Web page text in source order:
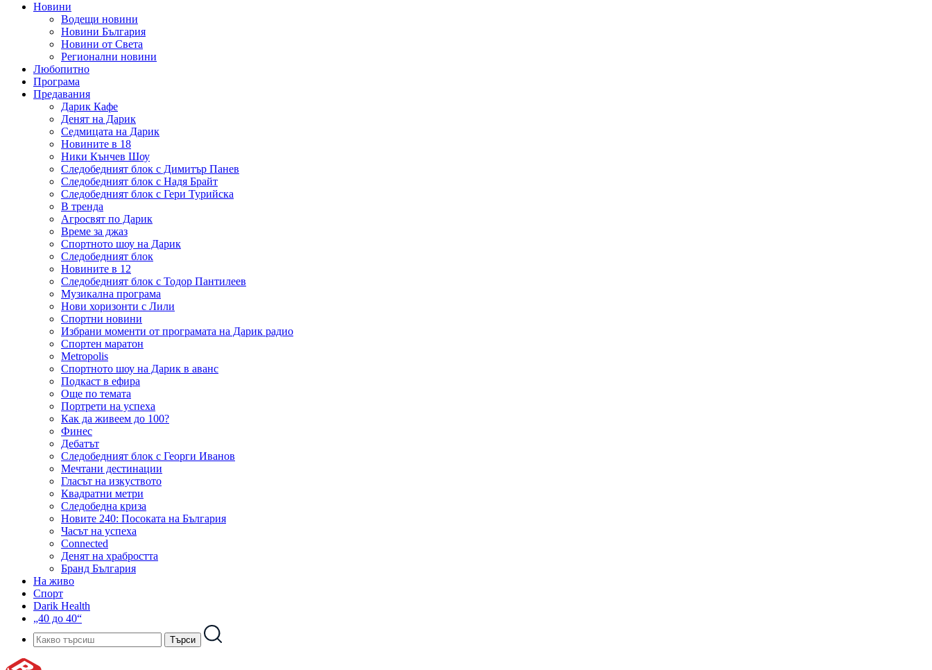
Новини
Водещи новини
Новини България
Новини от Света
Регионални новини
Любопитно
Програма
Предавания
Дарик Кафе
Денят на Дарик
Седмицата на Дарик
Новините в 18
Ники Кънчев Шоу
Следобедният блок с Димитър Панев
Следобедният блок с Надя Брайт
Следобедният блок с Гери Турийска
В тренда
Агросвят по Дарик
Време за джаз
Спортното шоу на Дарик
Следобедният блок
Новините в 12
Следобедният блок с Тодор Пантилеев
Музикална програма
Нови хоризонти с Лили
Спортни новини
Избрани моменти от програмата на Дарик радио
Спортен маратон
Metropolis
Спортното шоу на Дарик в аванс
Подкаст в ефира
Още по темата
Портрети на успеха
Как да живеем до 100?
Финес
Дебатът
Следобедният блок с Георги Иванов
Мечтани дестинации
Гласът на изкуството
Квадратни метри
Следобедна криза
Новите 240: Посоката на България
Часът на успеха
Connected
Денят на храбростта
Бранд България
На живо
Спорт
Darik Health
„40 до 40“